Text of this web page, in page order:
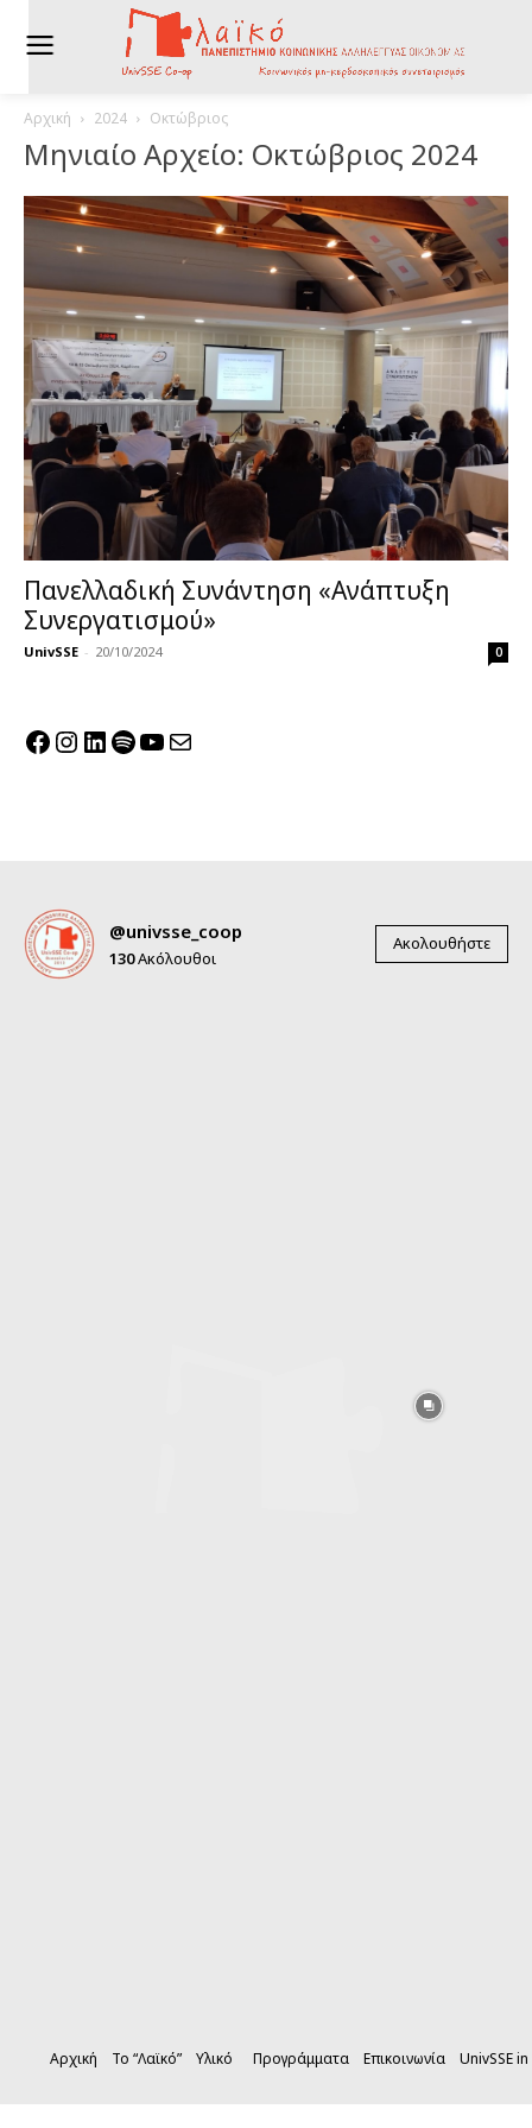
Αρχική 2024 Οκτώβριος
Μηνιαίο Αρχείο: Οκτώβριος 2024
Πανελλαδική Συνάντηση «Ανάπτυξη
Συνεργατισμού»
UnivSSE - 20/10/2024 0
Facebook
Instagram
Linkedin
Spotify
YouTube
Mail
@univsse_coop
130Ακόλουθοι
Ακολουθήστε
Αρχική Το “Λαϊκό” Υλικό Προγράμματα Επικοινωνία UnivSSE